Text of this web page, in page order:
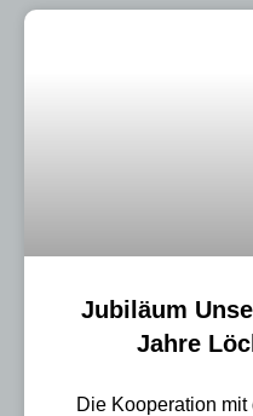
Jubiläum
Jahre
Die Kooperation